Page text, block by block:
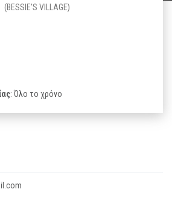
(BESSIE'S VILLAGE)
: Όλο το χρόνο